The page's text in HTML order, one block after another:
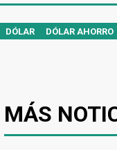
DÓLAR DÓLAR AHORRO
MÁS